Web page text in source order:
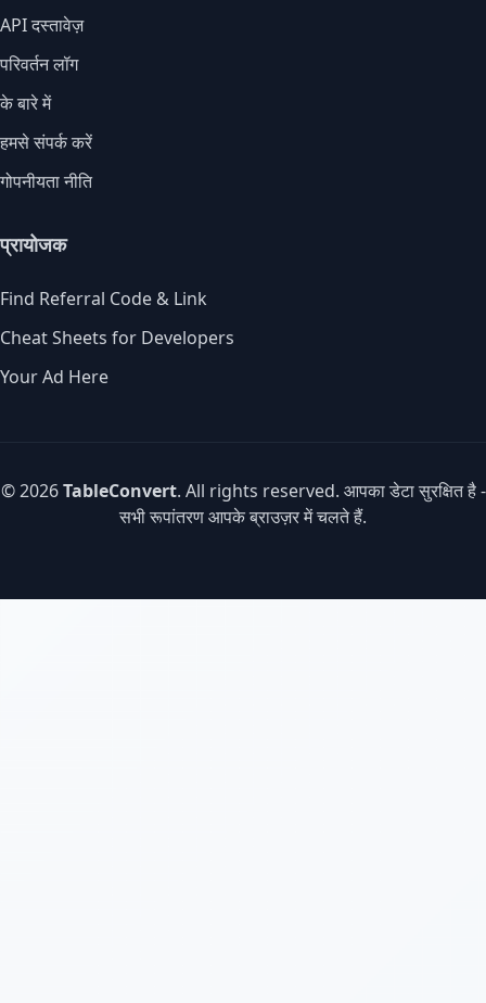
API दस्तावेज़
परिवर्तन लॉग
के बारे में
हमसे संपर्क करें
गोपनीयता नीति
प्रायोजक
Find Referral Code & Link
Cheat Sheets for Developers
Your Ad Here
© 2026TableConvert. All rights reserved. आपका डेटा सुरक्षित है -
सभी रूपांतरण आपके ब्राउज़र में चलते हैं.